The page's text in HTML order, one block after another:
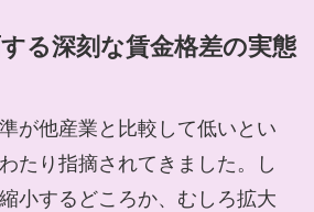
る深刻な賃金格差の実態
が他産業と比較して低いとい
たり指摘されてきました。し
小するどころか、むしろ拡大